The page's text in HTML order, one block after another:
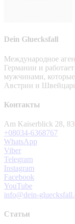
Dein Gluecksfall
Международное
Германии и
мужчинами,
Австрии и
Контакты
Am Kaiserblick 28,
+08034-6368767
WhatsApp
Viber
Telegram
Instagram
Facebook
YouTube
info@dein-
Статьи